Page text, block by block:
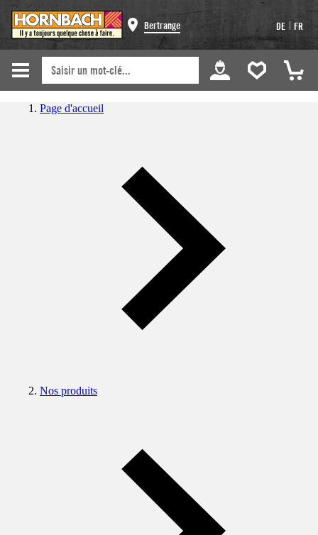
Bertrange DE | FR
Page d'accueil
Nos produits